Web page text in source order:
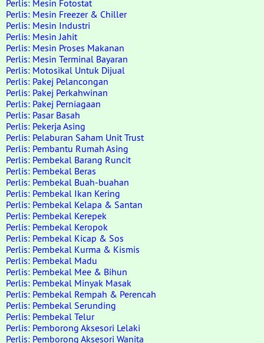
Perlis: Mesin Fotostat
Perlis: Mesin Freezer & Chiller
Perlis: Mesin Industri
Perlis: Mesin Jahit
Perlis: Mesin Proses Makanan
Perlis: Mesin Terminal Bayaran
Perlis: Motosikal Untuk Dijual
Perlis: Pakej Pelancongan
Perlis: Pakej Perkahwinan
Perlis: Pakej Perniagaan
Perlis: Pasar Basah
Perlis: Pekerja Asing
Perlis: Pelaburan Saham Unit Trust
Perlis: Pembantu Rumah Asing
Perlis: Pembekal Barang Runcit
Perlis: Pembekal Beras
Perlis: Pembekal Buah-buahan
Perlis: Pembekal Ikan Kering
Perlis: Pembekal Kelapa & Santan
Perlis: Pembekal Kerepek
Perlis: Pembekal Keropok
Perlis: Pembekal Kicap & Sos
Perlis: Pembekal Kurma & Kismis
Perlis: Pembekal Madu
Perlis: Pembekal Mee & Bihun
Perlis: Pembekal Minyak Masak
Perlis: Pembekal Rempah & Perencah
Perlis: Pembekal Serunding
Perlis: Pembekal Telur
Perlis: Pemborong Aksesori Lelaki
Perlis: Pemborong Aksesori Wanita